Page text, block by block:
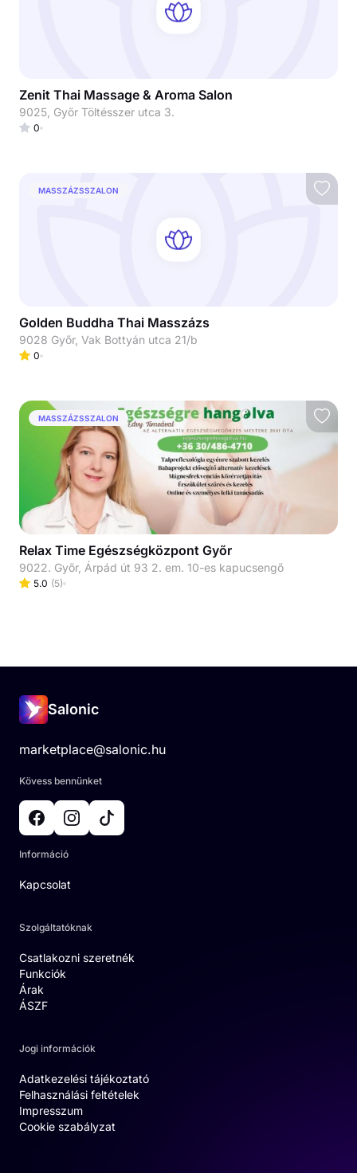
Zenit Thai Massage & Aroma Salon
9025, Győr Töltésszer utca 3.
0
MASSZÁZSSZALON
Golden Buddha Thai Masszázs
9028 Győr, Vak Bottyán utca 21/b
0
MASSZÁZSSZALON
Relax Time Egészségközpont Győr
9022. Győr, Árpád út 93 2. em. 10-es kapucsengő
5.0 (5)
Salonic
marketplace@salonic.hu
Kövess bennünket
Információ
Kapcsolat
Szolgáltatóknak
Csatlakozni szeretnék
Funkciók
Árak
ÁSZF
Jogi információk
Adatkezelési tájékoztató
Felhasználási feltételek
Impresszum
Cookie szabályzat